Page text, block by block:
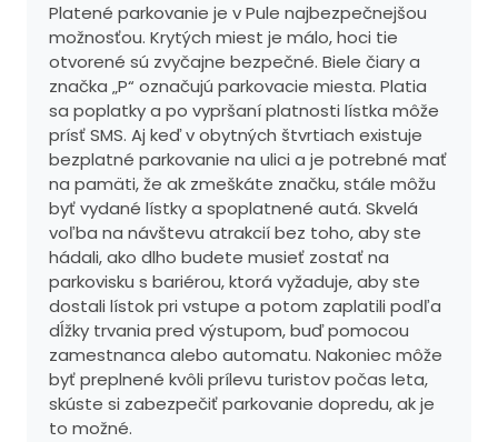
Platené parkovanie je v Pule najbezpečnejšou
možnosťou. Krytých miest je málo, hoci tie
otvorené sú zvyčajne bezpečné. Biele čiary a
značka „P“ označujú parkovacie miesta. Platia
sa poplatky a po vypršaní platnosti lístka môže
prísť SMS. Aj keď v obytných štvrtiach existuje
bezplatné parkovanie na ulici a je potrebné mať
na pamäti, že ak zmeškáte značku, stále môžu
byť vydané lístky a spoplatnené autá. Skvelá
voľba na návštevu atrakcií bez toho, aby ste
hádali, ako dlho budete musieť zostať na
parkovisku s bariérou, ktorá vyžaduje, aby ste
dostali lístok pri vstupe a potom zaplatili podľa
dĺžky trvania pred výstupom, buď pomocou
zamestnanca alebo automatu. Nakoniec môže
byť preplnené kvôli prílevu turistov počas leta,
skúste si zabezpečiť parkovanie dopredu, ak je
to možné.